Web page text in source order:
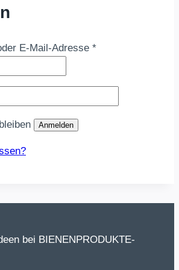
E-Mail-Adresse *Erforderlich
Anmelden
bei BIENENPRODUKTE-